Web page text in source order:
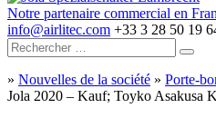
Notre partenaire commercial en
info@airlitec.com +33 3 28 50 19
» Nouvelles de la société » Porte-
Jola 2020 – Kauf; Toyko Asakusa